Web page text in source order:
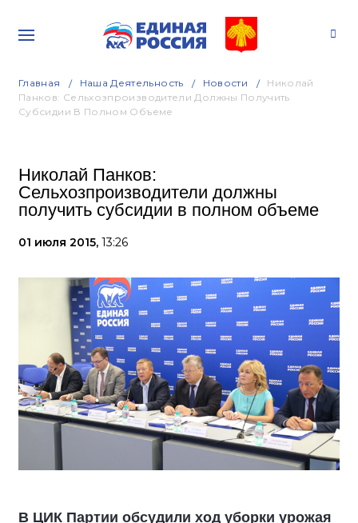
Главная Наша Деятельность Новости
Николай
Панков: Сельхозпроизводители Должны Получить
Субсидии В Полном Объеме
Николай Панков:
Сельхозпроизводители должны
получить субсидии в полном объеме
01 июля 2015, 13:26
В ЦИК Партии обсудили ход уборки урожая